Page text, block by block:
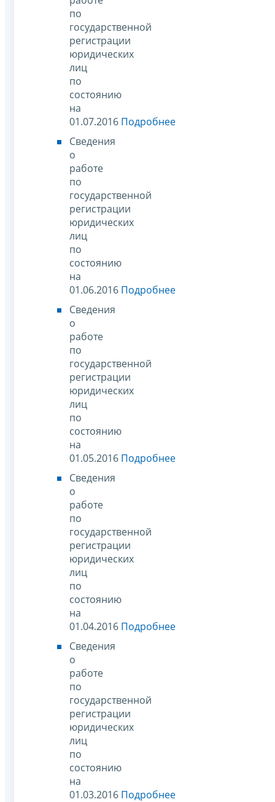
по
государственной
регистрации
юридических
лиц
по
состоянию
на
01.07.2016 Подробнее
Сведения
о
работе
по
государственной
регистрации
юридических
лиц
по
состоянию
на
01.06.2016 Подробнее
Сведения
о
работе
по
государственной
регистрации
юридических
лиц
по
состоянию
на
01.05.2016 Подробнее
Сведения
о
работе
по
государственной
регистрации
юридических
лиц
по
состоянию
на
01.04.2016 Подробнее
Сведения
о
работе
по
государственной
регистрации
юридических
лиц
по
состоянию
на
01.03.2016 Подробнее